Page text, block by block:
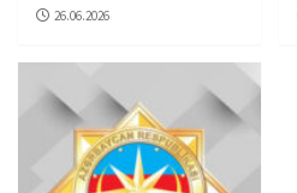
26.06.2026